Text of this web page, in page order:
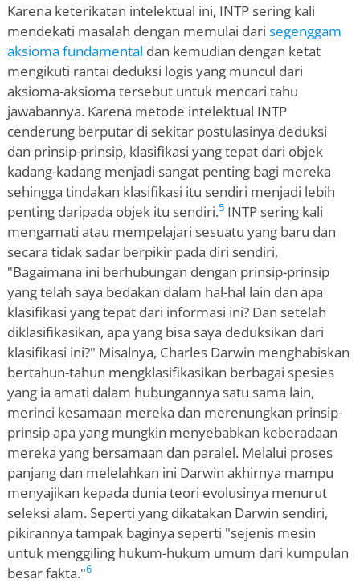
Karena keterikatan intelektual ini, INTP sering kali
mendekati masalah dengan memulai dari segenggam
aksioma fundamental dan kemudian dengan ketat
mengikuti rantai deduksi logis yang muncul dari
aksioma-aksioma tersebut untuk mencari tahu
jawabannya. Karena metode intelektual INTP
cenderung berputar di sekitar postulasinya deduksi
dan prinsip-prinsip, klasifikasi yang tepat dari objek
kadang-kadang menjadi sangat penting bagi mereka
sehingga tindakan klasifikasi itu sendiri menjadi lebih
penting daripada objek itu sendiri.5 INTP sering kali
mengamati atau mempelajari sesuatu yang baru dan
secara tidak sadar berpikir pada diri sendiri,
"Bagaimana ini berhubungan dengan prinsip-prinsip
yang telah saya bedakan dalam hal-hal lain dan apa
klasifikasi yang tepat dari informasi ini? Dan setelah
diklasifikasikan, apa yang bisa saya deduksikan dari
klasifikasi ini?" Misalnya, Charles Darwin menghabiskan
bertahun-tahun mengklasifikasikan berbagai spesies
yang ia amati dalam hubungannya satu sama lain,
merinci kesamaan mereka dan merenungkan prinsip-
prinsip apa yang mungkin menyebabkan keberadaan
mereka yang bersamaan dan paralel. Melalui proses
panjang dan melelahkan ini Darwin akhirnya mampu
menyajikan kepada dunia teori evolusinya menurut
seleksi alam. Seperti yang dikatakan Darwin sendiri,
pikirannya tampak baginya seperti "sejenis mesin
untuk menggiling hukum-hukum umum dari kumpulan
besar fakta."6